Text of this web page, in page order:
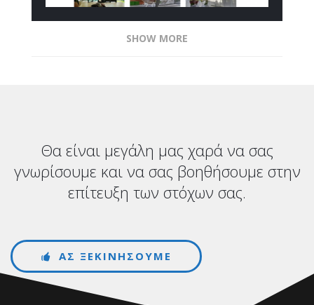
SHOW MORE
Θα είναι μεγάλη μας χαρά να σας
γνωρίσουμε και να σας βοηθήσουμε στην
επίτευξη των στόχων σας.
ΑΣ ΞΕΚΙΝΗΣΟΥΜΕ